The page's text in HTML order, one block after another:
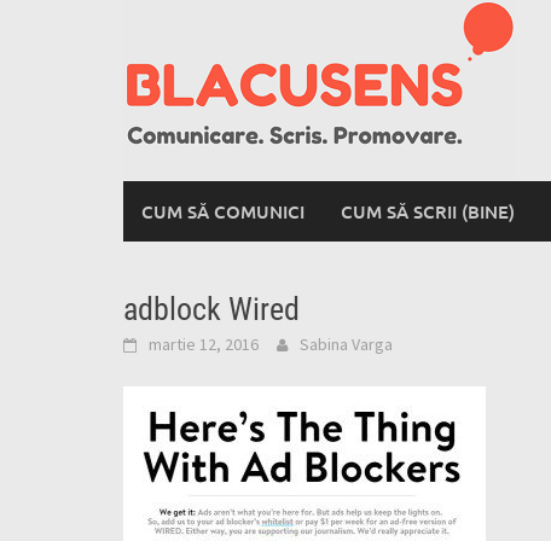
CUM SĂ COMUNICI CUM SĂ SCRII (BINE)
adblock Wired
martie 12, 2016 Sabina Varga